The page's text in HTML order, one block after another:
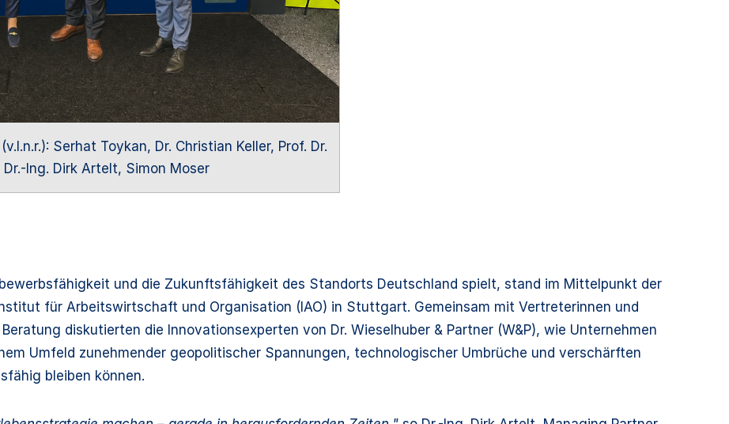
Serhat Toykan, Dr. Christian Keller, Prof. Dr.
Ing. Dirk Artelt, Simon Moser
und die Zukunftsfähigkeit des Standorts Deutschland spielt, stand im Mittelpunkt der
für Arbeitswirtschaft und Organisation (IAO) in Stuttgart. Gemeinsam mit Vertreterinnen und
diskutierten die Innovationsexperten von Dr. Wieselhuber & Partner (W&P), wie Unternehmen
Umfeld zunehmender geopolitischer Spannungen, technologischer Umbrüche und verschärften
bleiben können.